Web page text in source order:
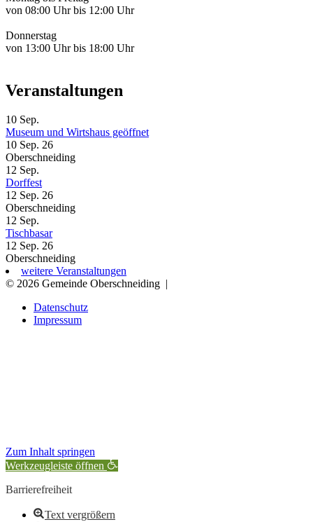
von 08:00 Uhr bis 12:00 Uhr
Donnerstag
von 13:00 Uhr bis 18:00 Uhr
Veranstaltungen
10 Sep.
Museum und Wirtshaus geöffnet
10 Sep. 26
Oberschneiding
12 Sep.
Dorffest
12 Sep. 26
Oberschneiding
12 Sep.
Tischbasar
12 Sep. 26
Oberschneiding
weitere Veranstaltungen
© 2026 Gemeinde Oberschneiding |
Datenschutz
Impressum
Zum Inhalt springen
Werkzeugleiste öffnen
Barrierefreiheit
Text vergrößern